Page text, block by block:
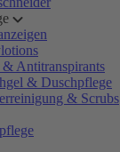
& Antitranspirants
& Duschpflege
& Scrubs